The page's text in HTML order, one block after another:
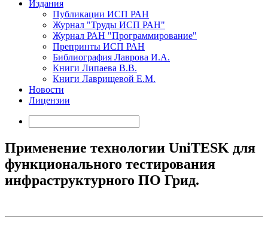
Издания
Публикации ИСП РАН
Журнал "Труды ИСП РАН"
Журнал РАН "Программирование"
Препринты ИСП РАН
Библиография Лаврова И.А.
Книги Липаева В.В.
Книги Лаврищевой Е.М.
Новости
Лицензии
Применение технологии UniTESK для
функционального тестирования
инфраструктурного ПО Грид.